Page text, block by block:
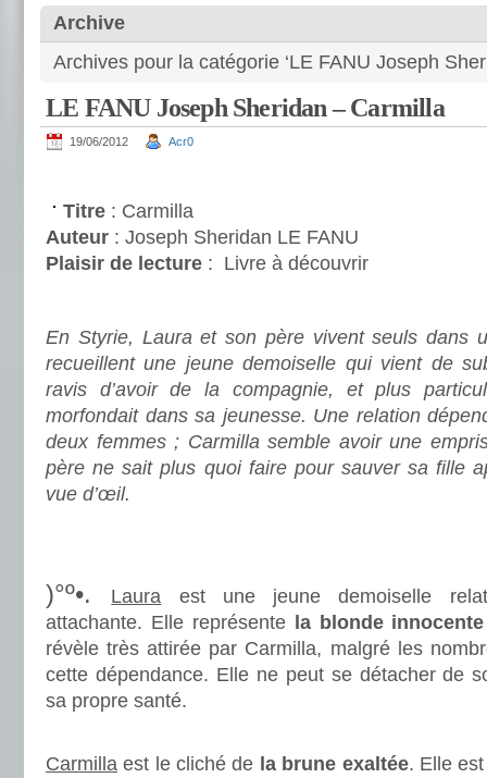
Archive
Archives pour la catégorie ‘LE FANU Joseph
LE FANU Joseph Sheridan – Carmilla
19/06/2012 Acr0
Titre : Carmilla
Auteur : Joseph Sheridan LE FANU
Plaisir de lecture : Livre à découvrir
En Styrie, Laura et son père vivent seuls dans
recueillent une jeune demoiselle qui vient de
ravis d’avoir de la compagnie, et plus
morfondait dans sa jeunesse. Une relation
deux femmes ; Carmilla semble avoir une
père ne sait plus quoi faire pour sauver sa fille
vue d’œil.
)°º•. Laura est une jeune demoiselle
attachante. Elle représente
la blonde innocente
révèle très attirée par Carmilla, malgré les
cette dépendance. Elle ne peut se détacher de
sa propre santé.
Carmilla est le cliché de la brune exaltée. Elle